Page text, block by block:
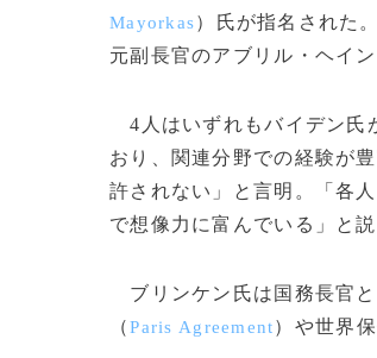
Mayorkas）氏が指名された
元副長官のアブリル・ヘイ
4人はいずれもバイデン氏
おり、関連分野での経験が
許されない」と言明。「各
で想像力に富んでいる」と説
ブリンケン氏は国務長官
（Paris Agreement）や世界